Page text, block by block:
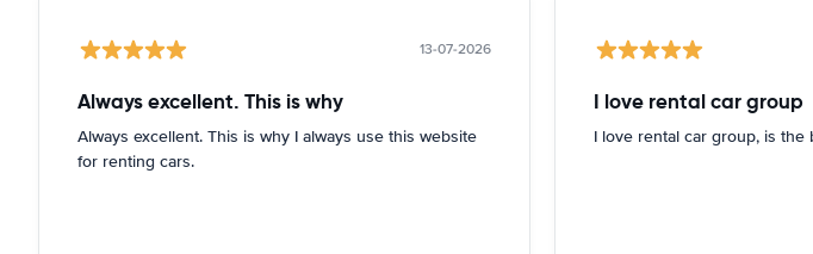
13-07-2026
Always excellent. This is why
Always excellent. This is why I always use this website
for renting cars.
I love rental car group
I love rental car group, is the